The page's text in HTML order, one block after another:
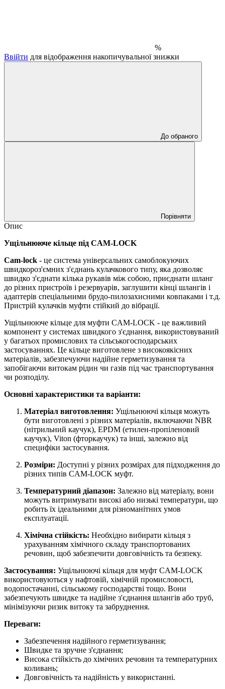
%
Ввійти для відображення накопичувальної знижки
До обраного
Порівняти
Опис
Ущільнююче кільце під CAM-LOCK
Cam-lock - це система універсальних самоблокуючих
швидкороз'ємних з'єднань кулачкового типу, яка дозволяє
швидко з'єднати кілька рукавів між собою, приєднати шланг
до різних пристроїв і резервуарів, заглушити кінці шлангів і
адаптерів спеціальними брудо-пилозахисними ковпаками і т.д.
Пристрій кулачків муфти стійкий до вібрації.
Ущільнююче кільце для муфти CAM-LOCK - це важливий
компонент у системах швидкого з'єднання, використовуваний
у багатьох промислових та сільськогосподарських
застосуваннях. Це кільце виготовлене з високоякісних
матеріалів, забезпечуючи надійне герметизування та
запобігаючи витокам рідин чи газів під час транспортування
чи розподілу.
Основні характеристики та варіанти:
Матеріал виготовлення: Ущільнюючі кільця можуть
бути виготовлені з різних матеріалів, включаючи NBR
(нітрильний каучук), EPDM (етилен-пропіленовий
каучук), Viton (фторкаучук) та інші, залежно від
специфіки застосування.
Розміри: Доступні у різних розмірах для підходження до
різних типів CAM-LOCK муфт.
Температурний діапазон: Залежно від матеріалу, вони
можуть витримувати високі або низькі температури, що
робить їх ідеальними для різноманітних умов
експлуатації.
Хімічна стійкість: Необхідно вибирати кільця з
урахуванням хімічного складу транспортованих
речовин, щоб забезпечити довговічність та безпеку.
Застосування: Ущільнюючі кільця для муфт CAM-LOCK
використовуються у нафтовій, хімічній промисловості,
водопостачанні, сільському господарстві тощо. Вони
забезпечують швидке та надійне з'єднання шлангів або труб,
мінімізуючи ризик витоку та забруднення.
Переваги:
Забезпечення надійного герметизування;
Швидке та зручне з'єднання;
Висока стійкість до хімічних речовин та температурних
коливань;
Довговічність та надійність у використанні.